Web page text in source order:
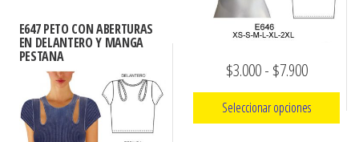
elegir
en
página
de
producto
hasta
múltiples
Las
opciones
se
$3.000- $7.900Rango
de
precios:
Seleccionar opciones
E647 PETO CON ABERTURAS
EN DELANTERO Y MANGA
PESTANA